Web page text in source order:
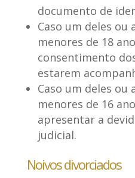
documento de
Caso um deles ou
menores de 18
consentimento
estarem
Caso um deles ou
menores de 16
apresentar a
judicial.
Noivos divorciados